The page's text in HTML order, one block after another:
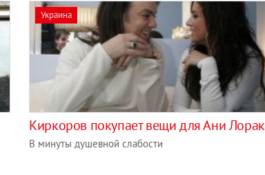
Украина
Киркоров покупает вещи для Ани Лорак
В минуты душевной слабости